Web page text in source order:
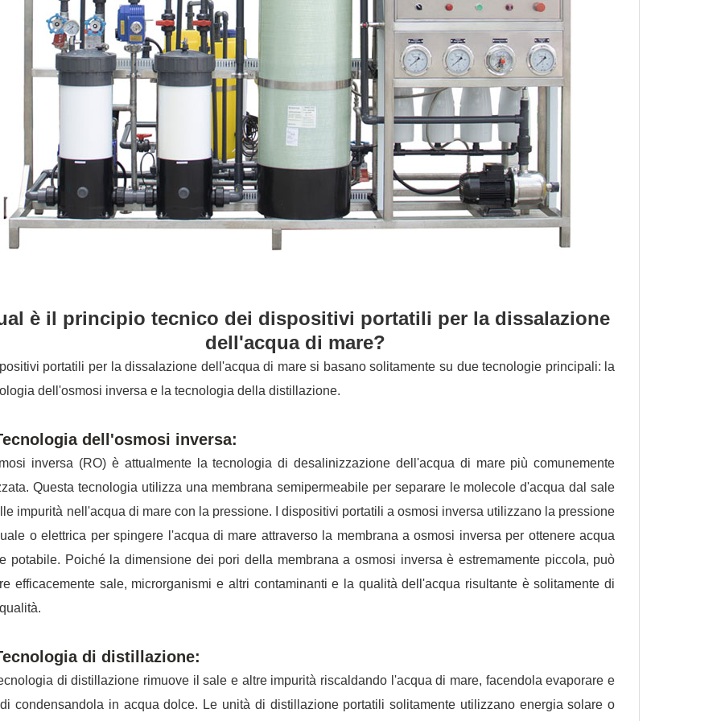
è il principio tecnico dei dispositivi portatili per la dissalazione
dell'acqua di mare?
portatili per la dissalazione dell'acqua di mare si basano solitamente su due tecnologie principali: la
dell'osmosi inversa e la tecnologia della distillazione.
dell'osmosi inversa:
inversa (RO) è attualmente la tecnologia di desalinizzazione dell'acqua di mare più comunemente
Questa tecnologia utilizza una membrana semipermeabile per separare le molecole d'acqua dal sale
impurità nell'acqua di mare con la pressione. I dispositivi portatili a osmosi inversa utilizzano la pressione
o elettrica per spingere l'acqua di mare attraverso la membrana a osmosi inversa per ottenere acqua
potabile. Poiché la dimensione dei pori della membrana a osmosi inversa è estremamente piccola, può
efficacemente sale, microrganismi e altri contaminanti e la qualità dell'acqua risultante è solitamente di
di distillazione:
di distillazione rimuove il sale e altre impurità riscaldando l'acqua di mare, facendola evaporare e
condensandola in acqua dolce. Le unità di distillazione portatili solitamente utilizzano energia solare o